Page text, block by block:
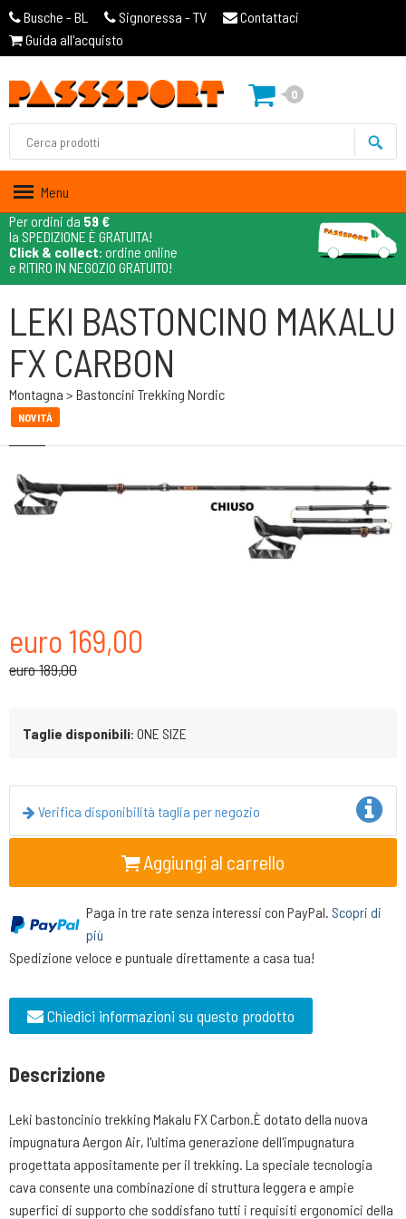
Busche - BL Signoressa - TV
Contattaci
Guida all'acquisto
0
Menu
Per ordini da 59 €
la SPEDIZIONE È GRATUITA!
Click & collect: ordine online
e RITIRO IN NEGOZIO GRATUITO!
LEKI BASTONCINO MAKALU
FX CARBON
Montagna > Bastoncini Trekking Nordic
NOVITÀ
euro 169,00
euro 189,00
Taglie disponibili: ONE SIZE
Verifica disponibilità taglia per negozio
Aggiungi al carrello
Paga in tre rate senza interessi con PayPal. Scopri di
più
Spedizione veloce e puntuale direttamente a casa tua!
Chiedici informazioni su questo prodotto
Descrizione
Leki bastoncinio trekking Makalu FX Carbon.È dotato della nuova
impugnatura Aergon Air, l'ultima generazione dell'impugnatura
progettata appositamente per il trekking. La speciale tecnologia
cava consente una combinazione di struttura leggera e ampie
superfici di supporto che soddisfano tutti i requisiti ergonomici della